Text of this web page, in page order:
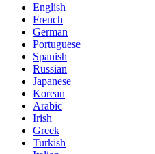
English
French
German
Portuguese
Spanish
Russian
Japanese
Korean
Arabic
Irish
Greek
Turkish